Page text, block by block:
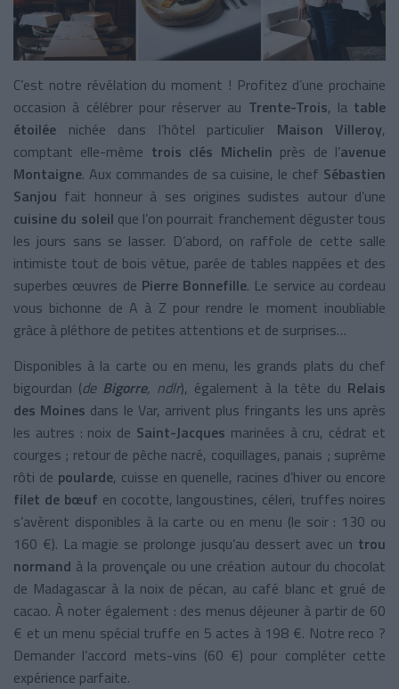
C’est notre révélation du moment ! Profitez d’une prochaine
occasion à célébrer pour réserver au Trente-Trois, latable
étoilée nichée dans l’hôtel particulier Maison Villeroy,
comptant elle-même trois clés Michelin près de l’avenue
Montaigne. Aux commandes de sa cuisine, le chef Sébastien
Sanjou fait honneur à ses origines sudistes autour d’une
cuisine du soleil que l’on pourrait franchement déguster tous
les jours sans se lasser. D’abord, on raffole de cette salle
intimiste tout de bois vêtue, parée de tables nappées et des
superbes œuvres de Pierre Bonnefille. Le service au cordeau
vous bichonne de A à Z pour rendre le moment inoubliable
grâce à pléthore de petites attentions et de surprises…
Disponibles à la carte ou en menu, les grands plats du chef
bigourdan (de Bigorre, ndlr), également à la tête du Relais
des Moines dans le Var, arrivent plus fringants les uns après
les autres : noix de Saint-Jacques marinées à cru, cédrat et
courges ; retour de pêche nacré, coquillages, panais ; suprême
rôti de poularde, cuisse en quenelle, racines d’hiver ou encore
filet de bœuf en cocotte, langoustines, céleri, truffes noires
s’avèrent disponibles à la carte ou en menu (le soir : 130 ou
160 €). La magie se prolonge jusqu’au dessert avec un trou
normand à la provençale ou une création autour du chocolat
de Madagascar à la noix de pécan, au café blanc et grué de
cacao. À noter également : des menus déjeuner à partir de 60
€ et un menu spécial truffe en 5 actes à 198 €. Notre reco ?
Demander l’accord mets-vins (60 €) pour compléter cette
expérience parfaite.